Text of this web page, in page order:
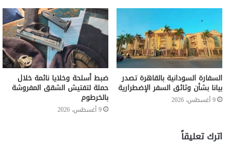
السفارة السودانية بالقاهرة تصدر
بيانا بشأن وثائق السفر الإضطرارية
9 أغسطس، 2026
ضبط أسلحة وخلايا نائمة خلال
حملة لتفتيش الشقق المفروشة
بالخرطوم
9 أغسطس، 2026
اترك تعليقاً